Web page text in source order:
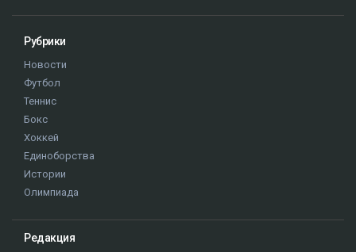
Рубрики
Новости
Футбол
Теннис
Бокс
Хоккей
Единоборства
Истории
Олимпиада
Редакция